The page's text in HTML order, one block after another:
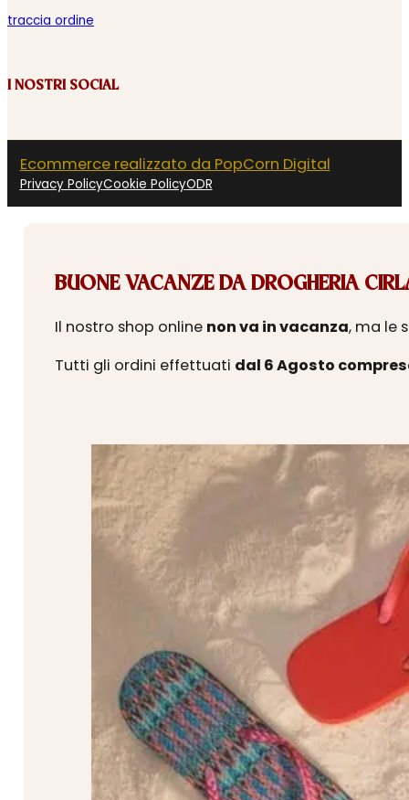
traccia ordine
I NOSTRI SOCIAL
Ecommerce realizzato da PopCorn Digital
Privacy PolicyCookie PolicyODR
BUONE VACANZE DA DROGHERIA
Il nostro shop online non va in vacanza, ma le
Tutti gli ordini effettuati dal 6 Agosto